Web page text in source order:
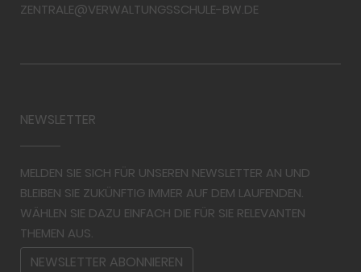
ZENTRALE@VERWALTUNGSSCHULE-BW.DE
NEWSLETTER
MELDEN SIE SICH FÜR UNSEREN NEWSLETTER AN UND
BLEIBEN SIE ZUKÜNFTIG IMMER AUF DEM LAUFENDEN.
WÄHLEN SIE DAZU EINFACH DIE FÜR SIE RELEVANTEN
THEMEN AUS.
NEWSLETTER ABONNIEREN